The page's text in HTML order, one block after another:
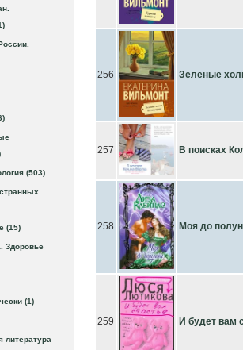
(503)
(15)
Здоровье
(1)
литература
256 Зеленые
257 В поисках
258 Моя до
259 И будет вам